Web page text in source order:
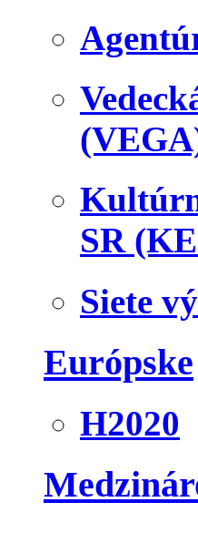
SR
Siete
Európske
H2020